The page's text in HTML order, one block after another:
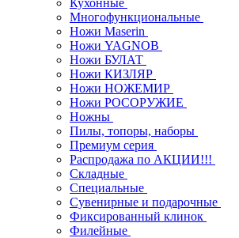
Кухонные
Многофункциональные
Ножи Maserin
Ножи YAGNOB
Ножи БУЛАТ
Ножи КИЗЛЯР
Ножи НОЖЕМИР
Ножи РОСОРУЖИЕ
Ножны
Пилы, топоры, наборы
Премиум серия
Распродажа по АКЦИИ!!!
Складные
Специальные
Сувенирные и подарочные
Фиксированный клинок
Филейные